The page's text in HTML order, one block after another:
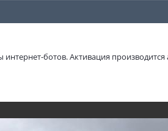
ботов. Активация